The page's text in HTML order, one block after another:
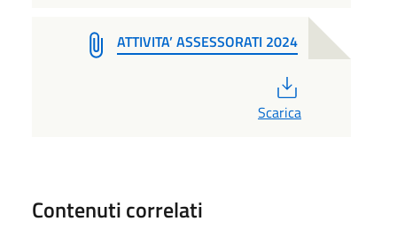
ATTIVITA’ ASSESSORATI 2024
Scarica
Contenuti correlati